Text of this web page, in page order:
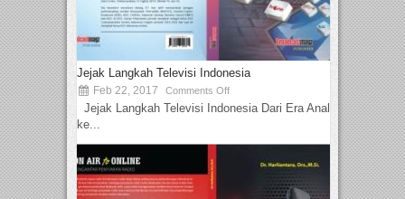
Jejak Langkah Televisi Indonesia
Feb 22, 2017 Comments Off
Jejak Langkah Televisi Indonesia Dari Era Analog
ke...